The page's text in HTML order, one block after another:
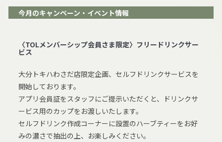
今月のキャンペーン・イベント情報
〈TOLメンバーシップ会員さま限定〉フリードリンクサー
ビス
大分トキハわさだ店限定企画、セルフドリンクサービスを
開始しております。
アプリ会員証をスタッフにご提示いただくと、ドリンクサ
ービス用のカップをお渡しいたします。
セルフドリンク作成コーナーに設置のハーブティーをお好
みの濃さで抽出の上、お楽しみください。